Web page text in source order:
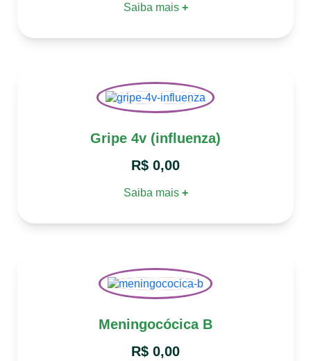
Saiba mais +
Gripe 4v (influenza)
R$ 0,00
Saiba mais +
Meningocócica B
R$ 0,00